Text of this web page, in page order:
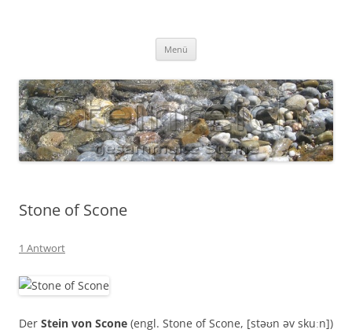
Menü
Stone of Scone
1 Antwort
Der Stein von Scone (engl. Stone of Scone, [stəʊn əv skuːn])